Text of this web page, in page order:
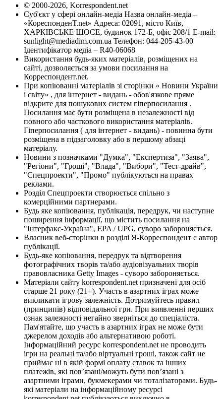
© 2000-2026, Korrespondent.net
Суб'єкт у сфері онлайн-медіа Назва онлайн-медіа –
«КореспонденТ.net» Адреса: 02091, місто Київ,
ХАРКІВСЬКЕ ШОСЕ, будинок 172-Б, офіс 208/1 E-mail:
sunlight@mediadim.com.ua Телефон: 044-205-43-00
Ідентифікатор медіа – R40-06068
Використання будь-яких матеріалів, розміщених на
сайті, дозволяється за умови посилання на
Корреспондент.net.
При копіюванні матеріалів зі сторінки « Новини України
і світу» , для інтернет - видань - обов'язкове пряме
відкрите для пошукових систем гіперпосилання .
Посилання має бути розміщена в незалежності від
повного або часткового використання матеріалів.
Гіперпосилання ( для інтернет - видань) - повинна бути
розміщена в підзаголовку або в першому абзаці
матеріалу.
Новини з позначками "Думка", "Експертиза", "Заява",
"Регіони", "Гроші", "Влада", "Вибори", "Тест-драйв",
"Спецпроекти", "Промо" публікуються на правах
реклами.
Розділ Спецпроекти створюється спільно з
комерційними партнерами.
Будь яке копіювання, публікація, передрук, чи наступне
поширення інформації, що містить посилання на
"Інтерфакс-Україна", EPA / UPG, суворо забороняється.
Власник веб-сторінки в розділі Я-Корреспондент є автор
публікації.
Будь-яке копіювання, передрук та відтворення
фотографічних творів та/або аудіовізуальних творів
правовласника Getty Images - суворо забороняється.
Матеріали сайту korrespondent.net призначені для осіб
старше 21 року (21+). Участь в азартних іграх може
викликати ігрову залежність. Дотримуйтесь правил
(принципів) відповідальної гри. При виявленні перших
ознак залежності негайно зверніться до спеціаліста.
Пам'ятайте, що участь в азартних іграх не може бути
джерелом доходів або альтернативою роботі.
Інформаційний ресурс korrespondent.net не проводить
ігри на реальні та/або віртуальні гроші, також сайт не
приймає ні в якій формі оплату ставок та інших
платежів, які пов’язані/можуть бути пов’язані з
азартними іграми, букмекерами чи тоталізаторами. Будь-
які матеріали на інформаційному ресурсі